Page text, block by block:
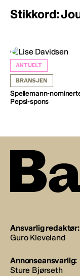
Stikkord:
AKTUELT
BRANSJEN
Spellemann-
Pepsi-spons
Ansvarlig redaktør:
Guro Kleveland
Annonseansvarlig:
Sture Bjørseth